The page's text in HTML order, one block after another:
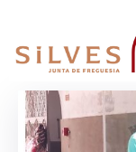
Junta
de